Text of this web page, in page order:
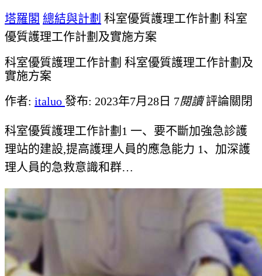
塔羅閣 總結與計劃 科室優質護理工作計劃 科室
優質護理工作計劃及實施方案
科室優質護理工作計劃 科室優質護理工作計劃及
實施方案
作者: italuo 發布: 2023年7月28日 7閱讀 評論關閉
科室優質護理工作計劃1 一、要不斷加強急診護
理站的建設,提高護理人員的應急能力 1、加深護
理人員的急救意識和群…